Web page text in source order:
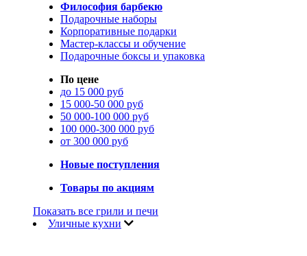
Философия барбекю
Подарочные наборы
Корпоративные подарки
Мастер-классы и обучение
Подарочные боксы и упаковка
По цене
до 15 000 руб
15 000-50 000 руб
50 000-100 000 руб
100 000-300 000 руб
от 300 000 руб
Новые поступления
Товары по акциям
Показать все грили и печи
Уличные кухни